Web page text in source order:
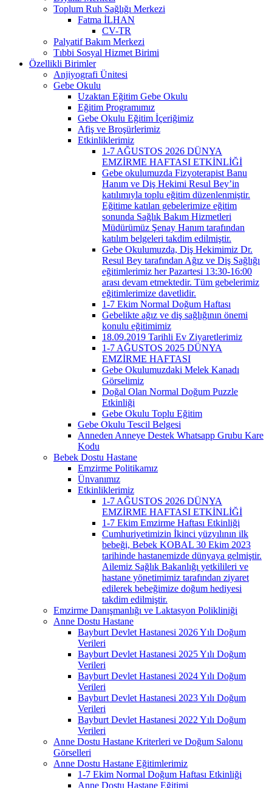
Toplum Ruh Sağlığı Merkezi
Fatma İLHAN
CV-TR
Palyatif Bakım Merkezi
Tıbbi Sosyal Hizmet Birimi
Özellikli Birimler
Anjiyografi Ünitesi
Gebe Okulu
Uzaktan Eğitim Gebe Okulu
Eğitim Programımız
Gebe Okulu Eğitim İçeriğimiz
Afiş ve Broşürlerimiz
Etkinliklerimiz
1-7 AĞUSTOS 2026 DÜNYA
EMZİRME HAFTASI ETKİNLİĞİ
Gebe okulumuzda Fizyoterapist Banu
Hanım ve Diş Hekimi Resul Bey’in
katılımıyla toplu eğitim düzenlenmiştir.
Eğitime katılan gebelerimize eğitim
sonunda Sağlık Bakım Hizmetleri
Müdürümüz Şenay Hanım tarafından
katılım belgeleri takdim edilmiştir.
Gebe Okulumuzda, Diş Hekimimiz Dr.
Resul Bey tarafından Ağız ve Diş Sağlığı
eğitimlerimiz her Pazartesi 13:30-16:00
arası devam etmektedir. Tüm gebelerimiz
eğitimlerimize davetlidir.
1-7 Ekim Normal Doğum Haftası
Gebelikte ağız ve diş sağlığının önemi
konulu eğitimimiz
18.09.2019 Tarihli Ev Ziyaretlerimiz
1-7 AĞUSTOS 2025 DÜNYA
EMZİRME HAFTASI
Gebe Okulumuzdaki Melek Kanadı
Görselimiz
Doğal Olan Normal Doğum Puzzle
Etkinliği
Gebe Okulu Toplu Eğitim
Gebe Okulu Tescil Belgesi
Anneden Anneye Destek Whatsapp Grubu Kare
Kodu
Bebek Dostu Hastane
Emzirme Politikamız
Ünvanımız
Etkinliklerimiz
1-7 AĞUSTOS 2026 DÜNYA
EMZİRME HAFTASI ETKİNLİĞİ
1-7 Ekim Emzirme Haftası Etkinliği
Cumhuriyetimizin İkinci yüzyılının ilk
bebeği, Bebek KOBAL 30 Ekim 2023
tarihinde hastanemizde dünyaya gelmiştir.
Ailemiz Sağlık Bakanlığı yetkilileri ve
hastane yönetimimiz tarafından ziyaret
edilerek bebeğimize doğum hediyesi
takdim edilmiştir.
Emzirme Danışmanlığı ve Laktasyon Polikliniği
Anne Dostu Hastane
Bayburt Devlet Hastanesi 2026 Yılı Doğum
Verileri
Bayburt Devlet Hastanesi 2025 Yılı Doğum
Verileri
Bayburt Devlet Hastanesi 2024 Yılı Doğum
Verileri
Bayburt Devlet Hastanesi 2023 Yılı Doğum
Verileri
Bayburt Devlet Hastanesi 2022 Yılı Doğum
Verileri
Anne Dostu Hastane Kriterleri ve Doğum Salonu
Görselleri
Anne Dostu Hastane Eğitimlerimiz
1-7 Ekim Normal Doğum Haftası Etkinliği
Anne Dostu Hastane Eğitimi